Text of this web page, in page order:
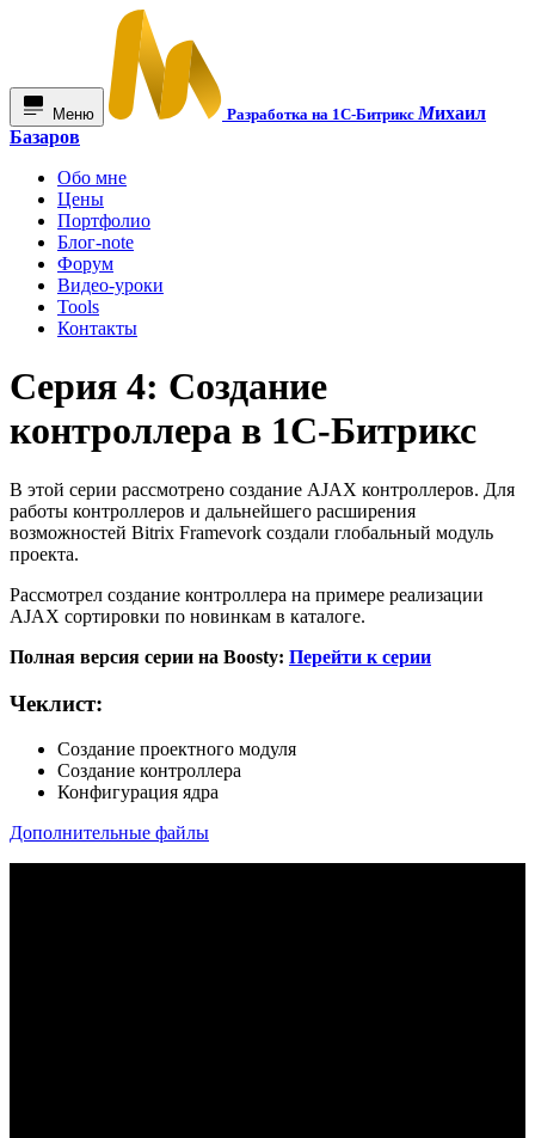
Меню Разработка на 1С-БитриксМихаил
Базаров
Обо мне
Цены
Портфолио
Блог-note
Форум
Видео-уроки
Tools
Контакты
Серия 4: Создание
контроллера в 1С-Битрикс
В этой серии рассмотрено создание AJAX контроллеров. Для
работы контроллеров и дальнейшего расширения
возможностей Bitrix Framevork создали глобальный модуль
проекта.
Рассмотрел создание контроллера на примере реализации
AJAX сортировки по новинкам в каталоге.
Полная версия серии на Boosty: Перейти к серии
Чеклист:
Создание проектного модуля
Создание контроллера
Конфигурация ядра
Дополнительные файлы